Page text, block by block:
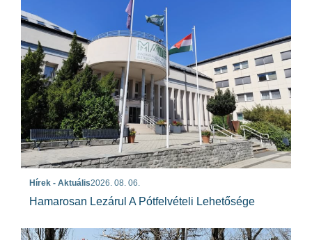
Hírek - Aktuális2026. 08. 06.
Hamarosan Lezárul A Pótfelvételi Lehetősége